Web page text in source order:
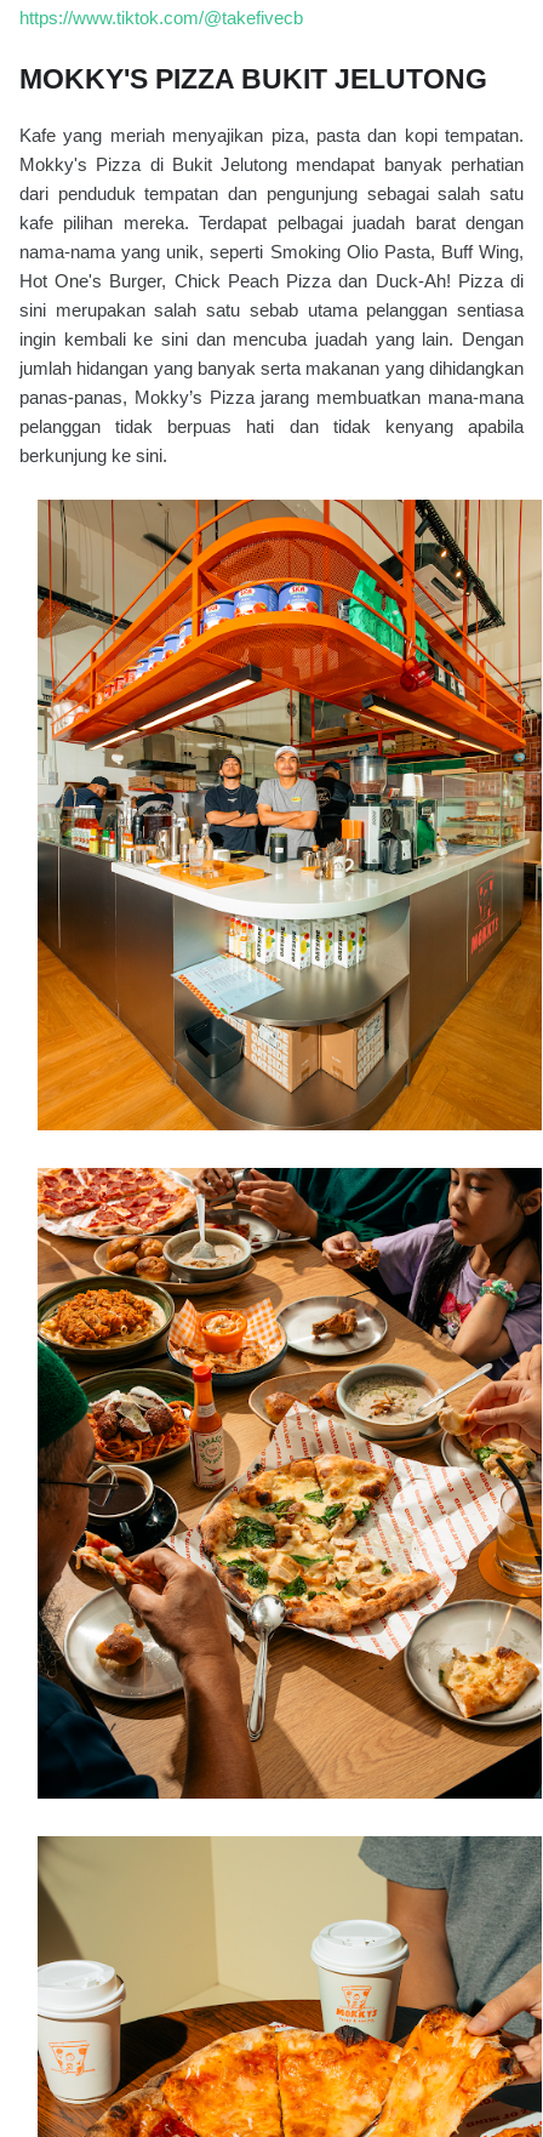
https://www.tiktok.com/@takefivecb
MOKKY'S PIZZA BUKIT JELUTONG
Kafe yang meriah menyajikan piza, pasta dan kopi tempatan.
Mokky's Pizza di Bukit Jelutong mendapat banyak perhatian
dari penduduk tempatan dan pengunjung sebagai salah satu
kafe pilihan mereka. Terdapat pelbagai juadah barat dengan
nama-nama yang unik, seperti Smoking Olio Pasta, Buff Wing,
Hot One's Burger, Chick Peach Pizza dan Duck-Ah! Pizza di
sini merupakan salah satu sebab utama pelanggan sentiasa
ingin kembali ke sini dan mencuba juadah yang lain. Dengan
jumlah hidangan yang banyak serta makanan yang dihidangkan
panas-panas, Mokky’s Pizza jarang membuatkan mana-mana
pelanggan tidak berpuas hati dan tidak kenyang apabila
berkunjung ke sini.